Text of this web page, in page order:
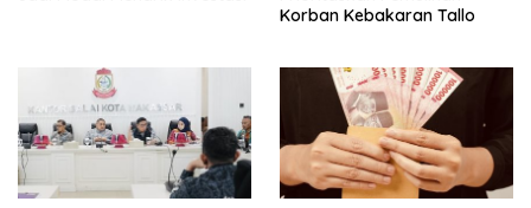
Korban Kebakaran Tallo